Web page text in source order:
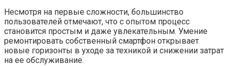
Несмотря на первые сложности, большинство
пользователей отмечают, что с опытом процесс
становится простым и даже увлекательным. Умение
ремонтировать собственный смартфон открывает
новые горизонты в уходе за техникой и снижении затрат
на ее обслуживание.